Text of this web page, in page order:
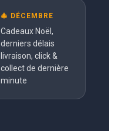
🎄 DÉCEMBRE
Cadeaux Noël,
derniers délais
livraison, click &
collect de dernière
minute